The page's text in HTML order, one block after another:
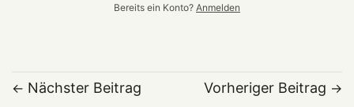
Bereits ein Konto? Anmelden
Nächster Beitrag Vorheriger Beitrag